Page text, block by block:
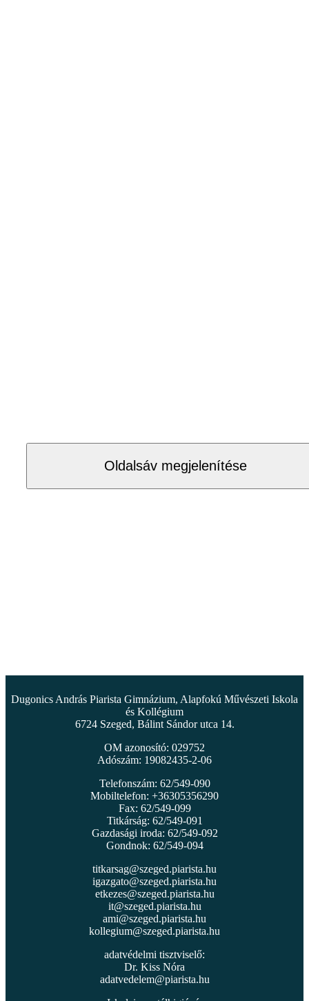
Oldalsáv megjelenítése
Dugonics András Piarista Gimnázium, Alapfokú Művészeti Iskola
és Kollégium
6724 Szeged, Bálint Sándor utca 14.
OM azonosító: 029752
Adószám: 19082435-2-06
Telefonszám: 62/549-090
Mobiltelefon: +36305356290
Fax: 62/549-099
Titkárság: 62/549-091
Gazdasági iroda: 62/549-092
Gondnok: 62/549-094
titkarsag@szeged.piarista.hu
igazgato@szeged.piarista.hu
etkezes@szeged.piarista.hu
it@szeged.piarista.hu
ami@szeged.piarista.hu
kollegium@szeged.piarista.hu
adatvédelmi tisztviselő:
Dr. Kiss Nóra
adatvedelem@piarista.hu